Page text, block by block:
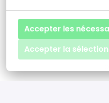
Accepter les
Accepter la sélection